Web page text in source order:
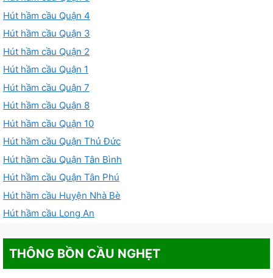
Hút hầm cầu Quận 4
Hút hầm cầu Quận 3
Hút hầm cầu Quận 2
Hút hầm cầu Quận 1
Hút hầm cầu Quận 7
Hút hầm cầu Quận 8
Hút hầm cầu Quận 10
Hút hầm cầu Quận Thủ Đức
Hút hầm cầu Quận Tân Bình
Hút hầm cầu Quận Tân Phú
Hút hầm cầu Huyện Nhà Bè
Hút hầm cầu Long An
THÔNG BỒN CẦU NGHẸT